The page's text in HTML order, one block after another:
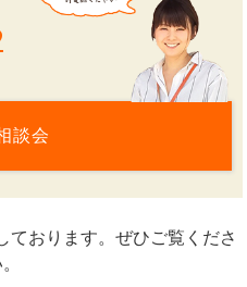
談会
ております。ぜひご覧くださ